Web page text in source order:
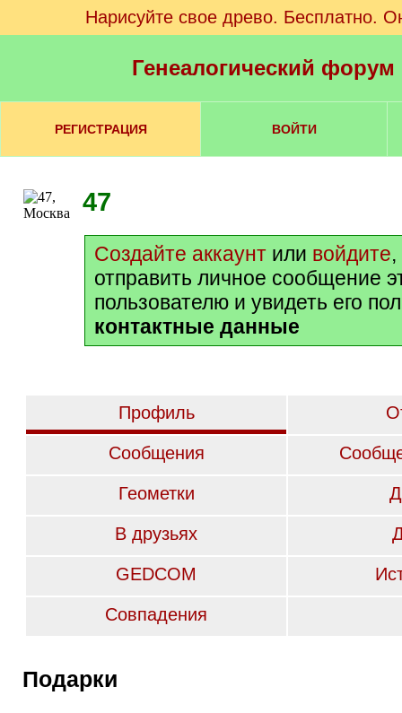
Нарисуйте свое древо. Бесплатно.
Генеалогический
РЕГИСТРАЦИЯ ВОЙТИ
47
Создайте аккаунт или войдите
отправить личное сообщение
пользователю и увидеть его
контактные данные
Профиль
Сообщения
Геометки
В друзьях
GEDCOM
Совпадения
Подарки